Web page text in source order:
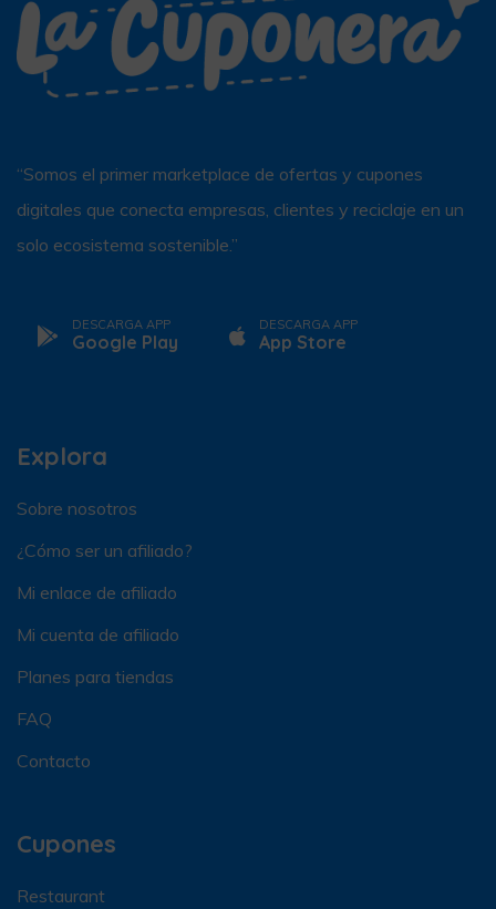
“Somos el primer marketplace de ofertas y cupones
digitales que conecta empresas, clientes y reciclaje en un
solo ecosistema sostenible.”
DESCARGA APP
Google Play
DESCARGA APP
App Store
Explora
Sobre nosotros
¿Cómo ser un afiliado?
Mi enlace de afiliado
Mi cuenta de afiliado
Planes para tiendas
FAQ
Contacto
Cupones
Restaurant